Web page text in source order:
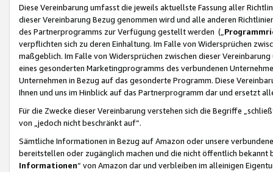
Diese Vereinbarung umfasst die jeweils aktuellste Fassung aller
dieser Vereinbarung Bezug genommen wird und alle anderen
des Partnerprogramms zur Verfügung gestellt werden („
verpflichten sich zu deren Einhaltung. Im Falle von Widersprüchen
maßgeblich. Im Falle von Widersprüchen zwischen dieser
eines gesonderten Marketingprogramms des verbundenen
Unternehmen in Bezug auf das gesonderte Programm. Diese
Ihnen und uns im Hinblick auf das Partnerprogramm dar und ersetzt
Für die Zwecke dieser Vereinbarung verstehen sich die Begriffe
von „jedoch nicht beschränkt auf“.
Sämtliche Informationen in Bezug auf Amazon oder unsere
bereitstellen oder zugänglich machen und die nicht öffentlich
Informationen“ von Amazon dar und verbleiben im alleinigen